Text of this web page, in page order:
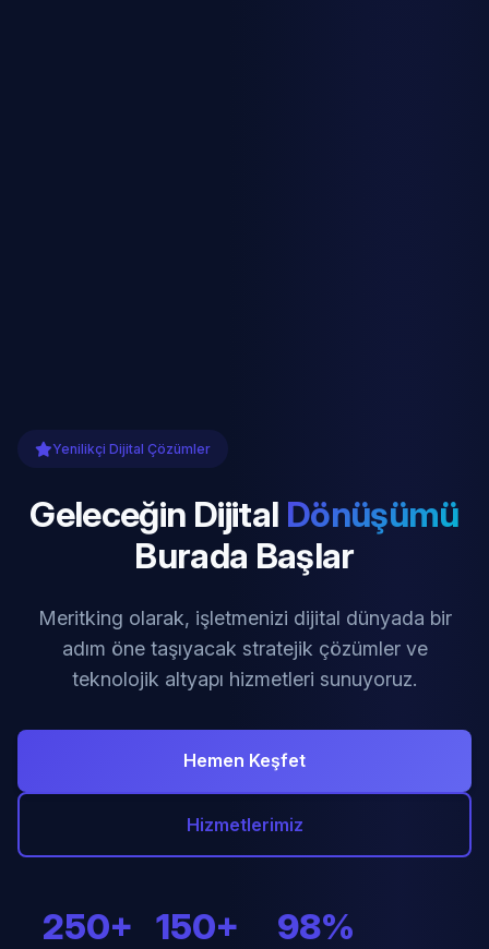
Yenilikçi Dijital Çözümler
Geleceğin Dijital Dönüşümü
Burada Başlar
Meritking olarak, işletmenizi dijital dünyada bir
adım öne taşıyacak stratejik çözümler ve
teknolojik altyapı hizmetleri sunuyoruz.
Hemen Keşfet
Hizmetlerimiz
250+ 150+ 98%